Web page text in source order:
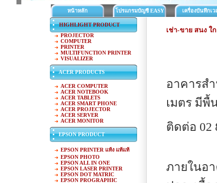
หน้าหลัก โปรแกรมบัญชี EASY
ACC
เครื่องบันทึกเว
HIGHLIGHT PRODUCT
PROJECTOR
COMPUTER
PRINTER
MULTIFUNCTION PRINTER
VISUALIZER
ACER PRODUCTS
ACER COMPUTER
ACER NOTEBOOK
ACER TABLETS
ACER SMART PHONE
ACER PROJECTOR
ACER SERVER
ACER MONITOR
EPSON PRODUCT
EPSON PRINTER แท้ง แท้แท้
EPSON PHOTO
EPSON ALL IN ONE
EPSON LASER PRINTER
EPSON DOT MATRIC
EPSON PROGRAPHIC
เช่า-ขาย สนง
อาคารส
เมตร มี
ติดต่อ 02
ภายในอ